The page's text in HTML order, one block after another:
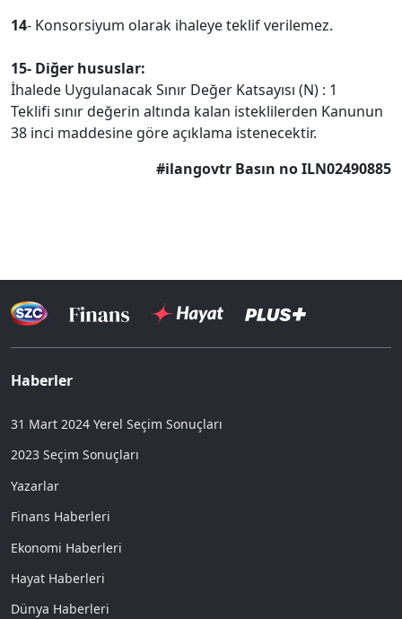
14- Konsorsiyum olarak ihaleye teklif verilemez.
15- Diğer hususlar:
İhalede Uygulanacak Sınır Değer Katsayısı (N) : 1
Teklifi sınır değerin altında kalan isteklilerden Kanunun
38 inci maddesine göre açıklama istenecektir.
#ilangovtr Basın no ILN02490885
Haberler
31 Mart 2024 Yerel Seçim Sonuçları
2023 Seçim Sonuçları
Yazarlar
Finans Haberleri
Ekonomi Haberleri
Hayat Haberleri
Dünya Haberleri